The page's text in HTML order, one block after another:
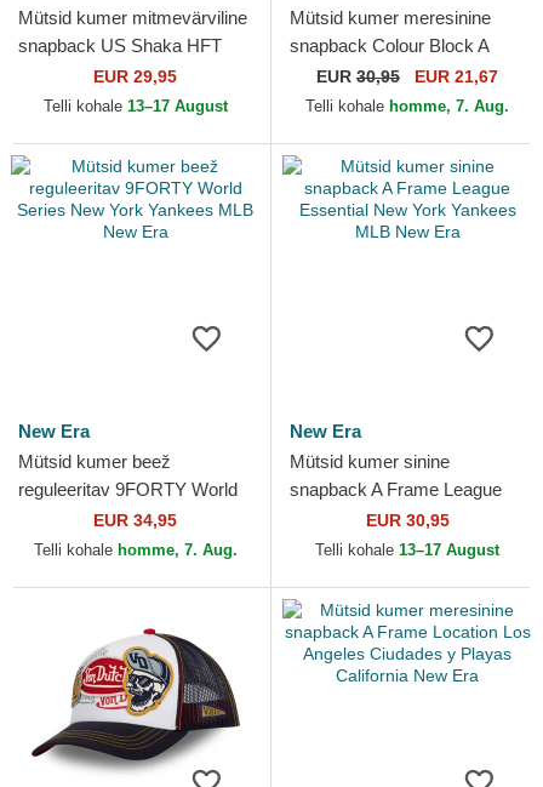
Mütsid kumer mitmevärviline
snapback US Shaka HFT
EUR 29,95
Telli kohale 13–17 August
Mütsid kumer meresinine
snapback Colour Block A
Frame New York Yankees
MLB New Era
EUR 30,95 EUR 21,67
Telli kohale homme, 7. Aug.
New Era
Mütsid kumer beež
reguleeritav 9FORTY World
Series New York Yankees
MLB New Era
EUR 34,95
Telli kohale homme, 7. Aug.
New Era
Mütsid kumer sinine
snapback A Frame League
Essential New York Yankees
MLB New Era
EUR 30,95
Telli kohale 13–17 August